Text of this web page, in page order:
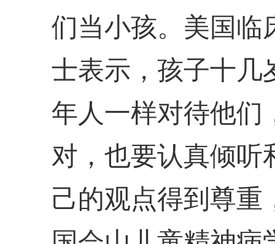
们当小孩。美国临
士表示，孩子十几
年人一样对待他们
对，也要认真倾听
己的观点得到尊重